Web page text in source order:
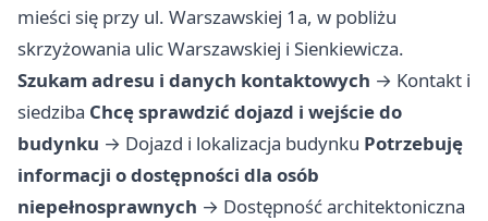
mieści się przy ul. Warszawskiej 1a, w pobliżu
skrzyżowania ulic Warszawskiej i Sienkiewicza.
Szukam adresu i danych kontaktowych → Kontakt i
siedziba Chcę sprawdzić dojazd i wejście do
budynku → Dojazd i lokalizacja budynku Potrzebuję
informacji o dostępności dla osób
niepełnosprawnych → Dostępność architektoniczna